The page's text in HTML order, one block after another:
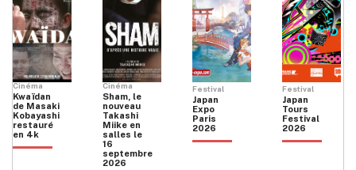
Cinéma
Kwaïdan
de Masaki
Kobayashi
restauré
en 4k
Cinéma
Sham, le
nouveau
Takashi
Miike en
salles le
16
septembre
2026
Festival
Japan
Expo
Paris
2026
Festival
Japan
Tours
Festival
2026